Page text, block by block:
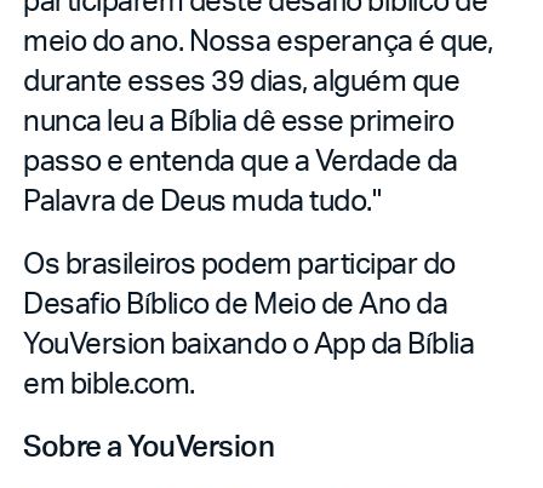
meio do ano. Nossa esperança é que,
durante esses 39 dias, alguém que
nunca leu a Bíblia dê esse primeiro
passo e entenda que a Verdade da
Palavra de Deus muda tudo."
Os brasileiros podem participar do
Desafio Bíblico de Meio de Ano da
YouVersion baixando o App da Bíblia
em bible.com.
Sobre a YouVersion